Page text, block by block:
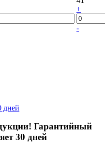
+
-
дней
Гарантийный
30 дней